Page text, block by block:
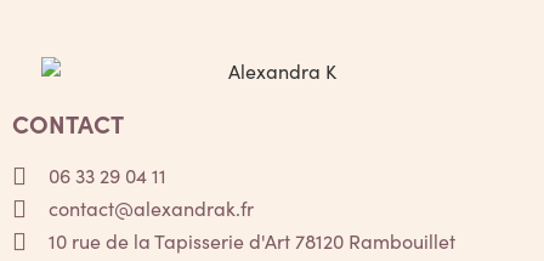
CONTACT
06 33 29 04 11
contact@alexandrak.fr
10 rue de la Tapisserie d'Art 78120 Rambouillet